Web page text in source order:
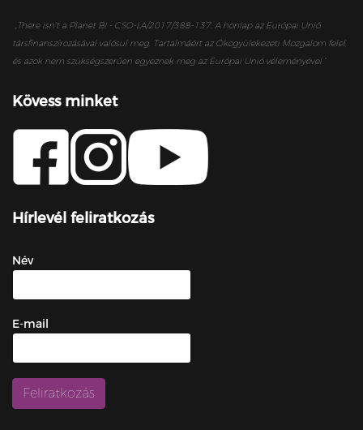
„ There isn’t a Planet B! - CSO-LA/2017/388-137. A honlap az Európai Unió
társfinanszírozásával valósul meg. Tartalmáért az Ökogyülekezeti Mozgalom felel,
és azok nem szükségszerűen egyeznek meg az Európai Unió véleményével.”
Kövess minket
Hírlevél feliratkozás
Név
E-mail